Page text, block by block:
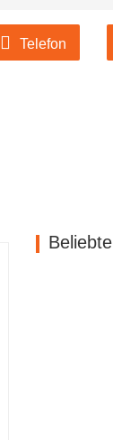
Telefon